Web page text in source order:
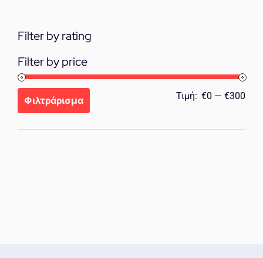
Filter by rating
Filter by price
Φιλτράρισμα Τιμή: €0 — €300